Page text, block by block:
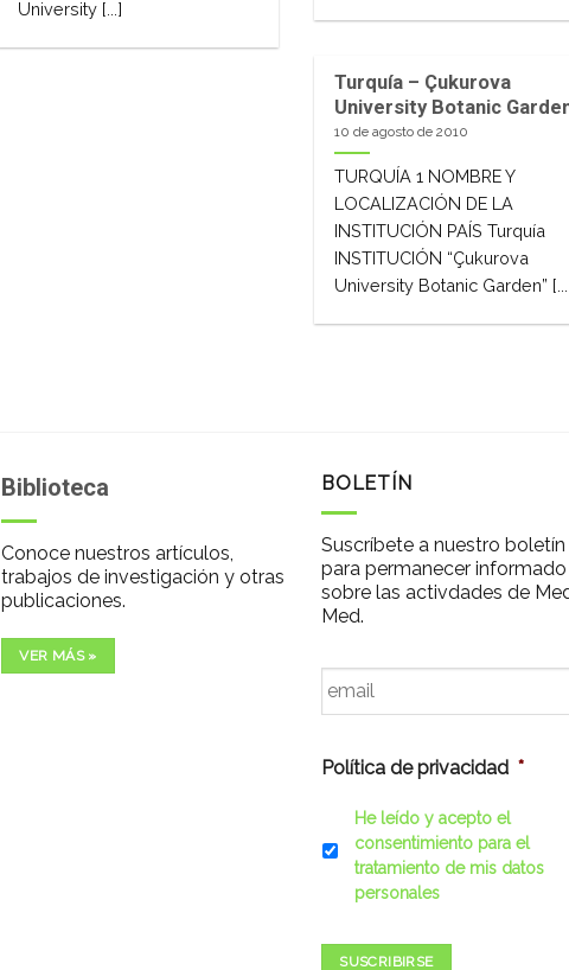
University [...]
Turquía – Çukurova
University Botanic
10 de agosto de 2010
TURQUÍA 1 NOMBRE Y
LOCALIZACIÓN DE LA
INSTITUCIÓN PAÍS Turquía
INSTITUCIÓN “Çukurova
University Botanic Garden”
Biblioteca
Conoce nuestros artículos,
trabajos de investigación y otras
publicaciones.
VER MÁS »
BOLETÍN
Suscríbete a nuestro boletín
para permanecer informado
sobre las activdades de
Med.
Email *
Política de privacidad *
He leído y acepto el
consentimiento para el
tratamiento de mis datos
personales
SUSCRIBIRSE